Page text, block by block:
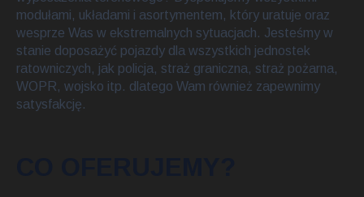
modułami, układami i asortymentem, który uratuje oraz
wesprze Was w ekstremalnych sytuacjach. Jesteśmy w
stanie doposażyć pojazdy dla wszystkich jednostek
ratowniczych, jak policja, straż graniczna, straż pożarna,
WOPR, wojsko itp. dlatego Wam również zapewnimy
satysfakcję.